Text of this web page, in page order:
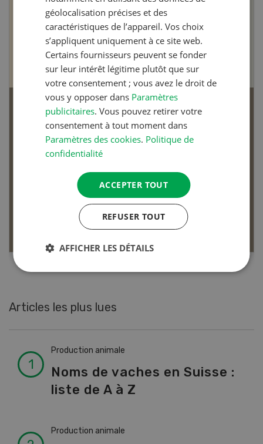
Articles biologiques
Dossier Articles biologiques
EN SAVOIR PLUS
Articles les plus lues
Production animale
Noms de vaches en Suisse :
liste de A à Z
Production animale
géolocalisation précises et des
caractéristiques de l’appareil. Vos choix
s’appliquent uniquement à ce site web.
Certains fournisseurs peuvent se fonder
sur leur intérêt légitime plutôt que sur
votre consentement ; vous avez le droit de
vous y opposer dans Paramètres
publicitaires. Vous pouvez retirer votre
consentement à tout moment dans
Paramètres des cookies. Politique de
confidentialité
ACCEPTER TOUT
REFUSER TOUT
AFFICHER LES DÉTAILS